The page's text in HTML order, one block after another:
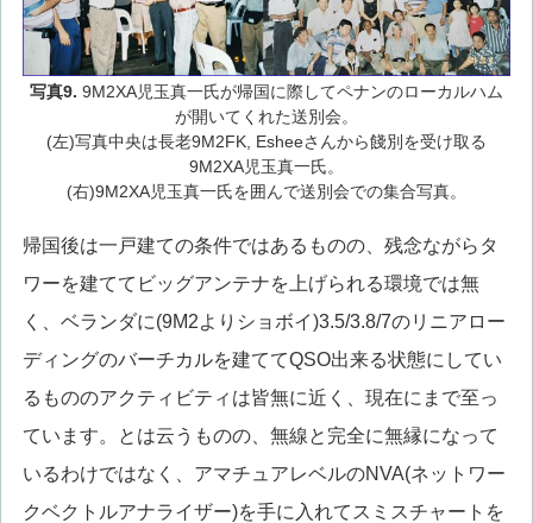
写真9. 9M2XA児玉真一氏が帰国に際してペナンのローカルハム
が開いてくれた送別会。
(左)写真中央は長老9M2FK, Esheeさんから餞別を受け取る
9M2XA児玉真一氏。
(右)9M2XA児玉真一氏を囲んで送別会での集合写真。
帰国後は一戸建ての条件ではあるものの、残念ながらタ
ワーを建ててビッグアンテナを上げられる環境では無
く、ベランダに(9M2よりショボイ)3.5/3.8/7のリニアロー
ディングのバーチカルを建ててQSO出来る状態にしてい
るもののアクティビティは皆無に近く、現在にまで至っ
ています。とは云うものの、無線と完全に無縁になって
いるわけではなく、アマチュアレベルのNVA(ネットワー
クベクトルアナライザー)を手に入れてスミスチャートを